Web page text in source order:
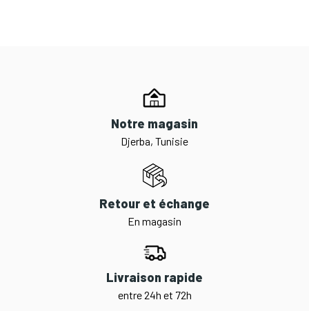
Notre magasin
Djerba, Tunisie
Retour et échange
En magasin
Livraison rapide
entre 24h et 72h